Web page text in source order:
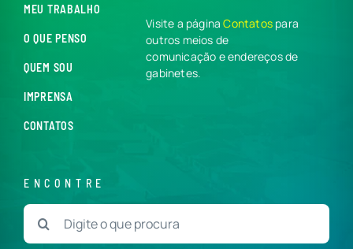
MEU TRABALHO
O QUE PENSO
QUEM SOU
IMPRENSA
CONTATOS
Visite a páginaContatos para
outros meios de
comunicação e endereços de
gabinetes.
ENCONTRE
Buscar
resultados